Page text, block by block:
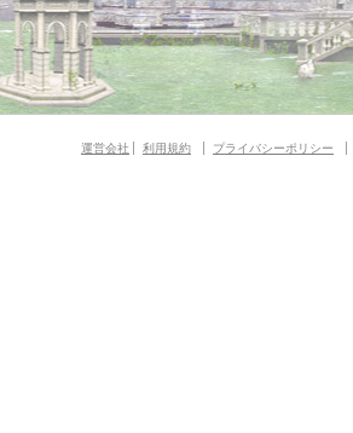
運営会社 利用規約 プライバシーポリシー